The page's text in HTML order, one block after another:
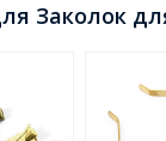
Заколок